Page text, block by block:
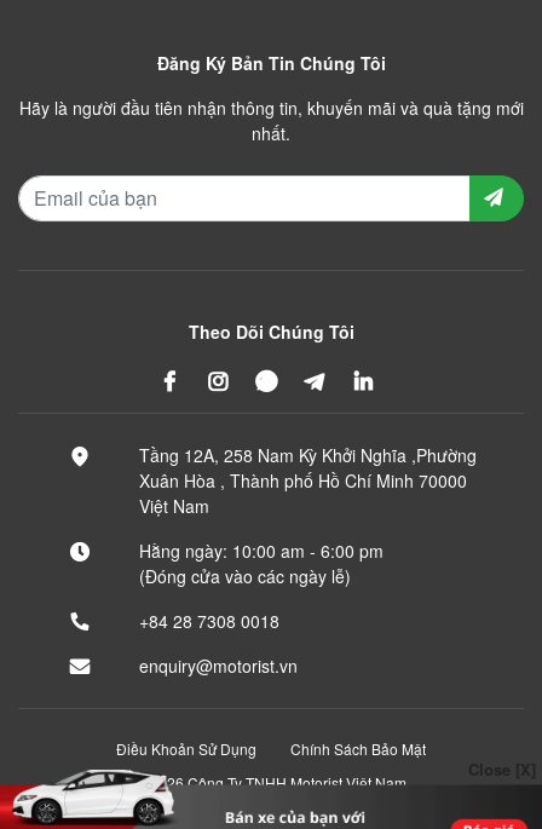
Close [X]
Đăng Ký Bản Tin Chúng Tôi
Hãy là người đầu tiên nhận thông tin, khuyến mãi và quà tặng mới
nhất.
Theo Dõi Chúng Tôi
Tầng 12A, 258 Nam Kỳ Khởi Nghĩa ,Phường
Xuân Hòa , Thành phố Hồ Chí Minh 70000
Việt Nam
Hằng ngày: 10:00 am - 6:00 pm
(Đóng cửa vào các ngày lễ)
+84 28 7308 0018
enquiry@motorist.vn
Điều Khoản Sử Dụng
Chính Sách Bảo Mật
© 2026 Công Ty TNHH Motorist Việt Nam